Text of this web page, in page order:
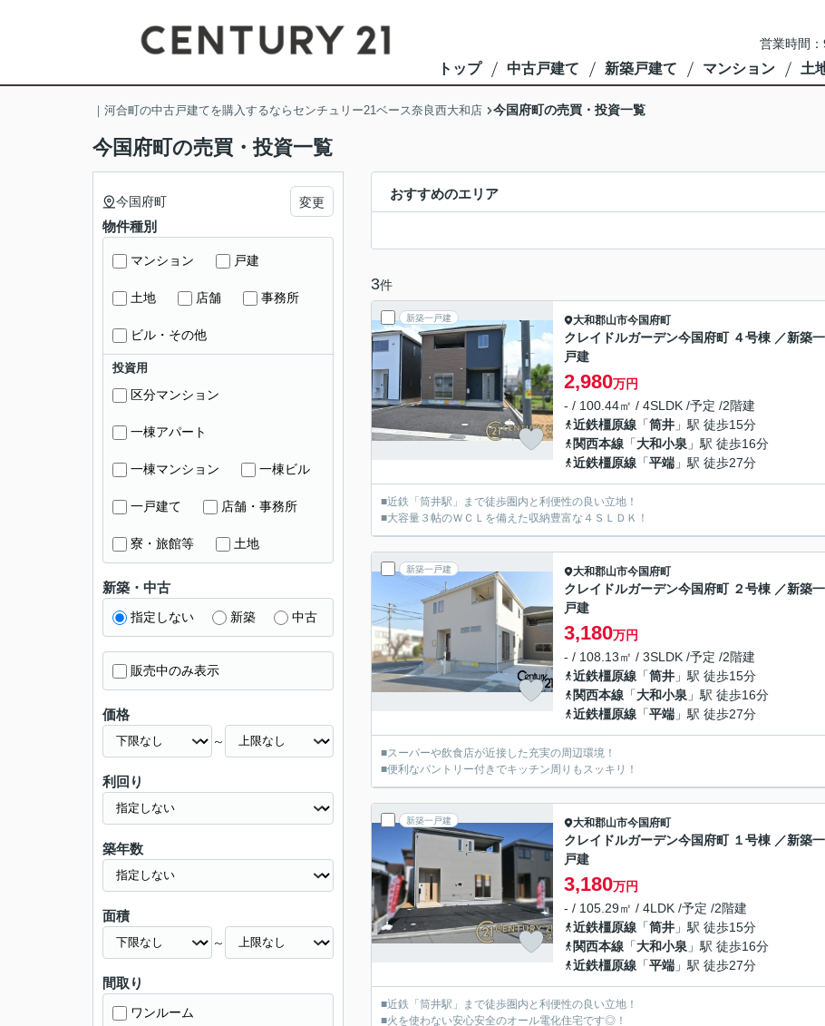
営業時間
トップ 中古戸建て 新築戸建て マンション 土
｜河合町の中古戸建てを購入するならセンチュリー21ベース奈良西大和店 今国府町の売買・投資一覧
今国府町の売買・投資一覧
おすすめのエリア
3件
新築一戸建 大和郡山市今国府町
クレイドルガーデン今国府町 ４号棟 ／新築一
戸建
2,980万円
- / 100.44㎡ / 4SLDK /予定 /2階建
近鉄橿原線 「筒井 」駅 徒歩15分
関西本線 「大和小泉 」駅 徒歩16分
近鉄橿原線 「平端 」駅 徒歩27分
■近鉄「筒井駅」まで徒歩圏内と利便性の良い立地！
■大容量３帖のＷＣＬを備えた収納豊富な４ＳＬＤＫ！
新築一戸建 大和郡山市今国府町
クレイドルガーデン今国府町 ２号棟 ／新築一
戸建
3,180万円
- / 108.13㎡ / 3SLDK /予定 /2階建
近鉄橿原線 「筒井 」駅 徒歩15分
関西本線 「大和小泉 」駅 徒歩16分
近鉄橿原線 「平端 」駅 徒歩27分
■スーパーや飲食店が近接した充実の周辺環境！
■便利なパントリー付きでキッチン周りもスッキリ！
新築一戸建 大和郡山市今国府町
クレイドルガーデン今国府町 １号棟 ／新築一
戸建
3,180万円
- / 105.29㎡ / 4LDK /予定 /2階建
近鉄橿原線 「筒井 」駅 徒歩15分
関西本線 「大和小泉 」駅 徒歩16分
近鉄橿原線 「平端 」駅 徒歩27分
■近鉄「筒井駅」まで徒歩圏内と利便性の良い立地！
■火を使わない安心安全のオール電化住宅です◎！
今国府町 変更
物件種別
マンション 戸建
土地 店舗 事務所
ビル・その他
投資用
区分マンション
一棟アパート
一棟マンション 一棟ビル
一戸建て 店舗・事務所
寮・旅館等 土地
新築・中古
指定しない 新築 中古
販売中のみ表示
価格
～
利回り
築年数
面積
～
間取り
ワンルーム